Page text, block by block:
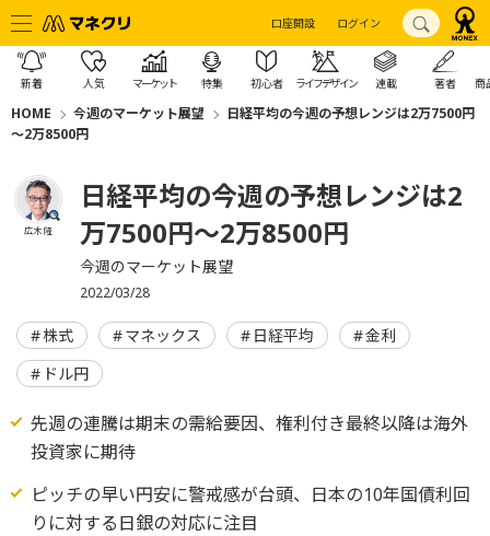
口座開設 ログイン
新着 人気 マーケット 特集 初心者 ライフデザイン 連載 著者 商
HOME 今週のマーケット展望
日経平均の今週の予想レンジは2万7500円
～2万8500円
広木 隆
日経平均の今週の予想レンジは2
万7500円～2万8500円
今週のマーケット展望
2022/03/28
株式 マネックス 日経平均
金利
ドル円
先週の連騰は期末の需給要因、権利付き最終以降は海外
投資家に期待
ピッチの早い円安に警戒感が台頭、日本の10年国債利回
りに対する日銀の対応に注目